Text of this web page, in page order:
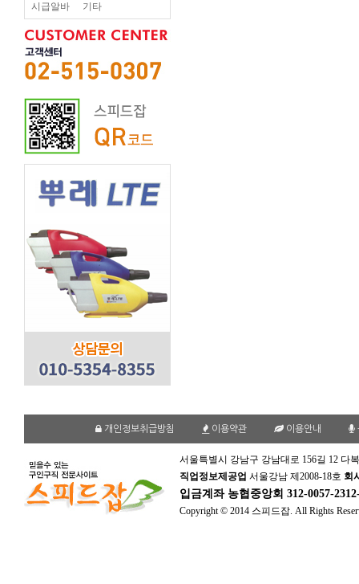
시급알바 기타
개인정보취급방침 이용약관 이용안내
서울특별시 강남구 강남대로 156길 12 다
직업정보제공업 서울강남 제2008-18호 회
입금계좌 농협중앙회 312-0057-
Copyright © 2014 스피드잡. All Rights